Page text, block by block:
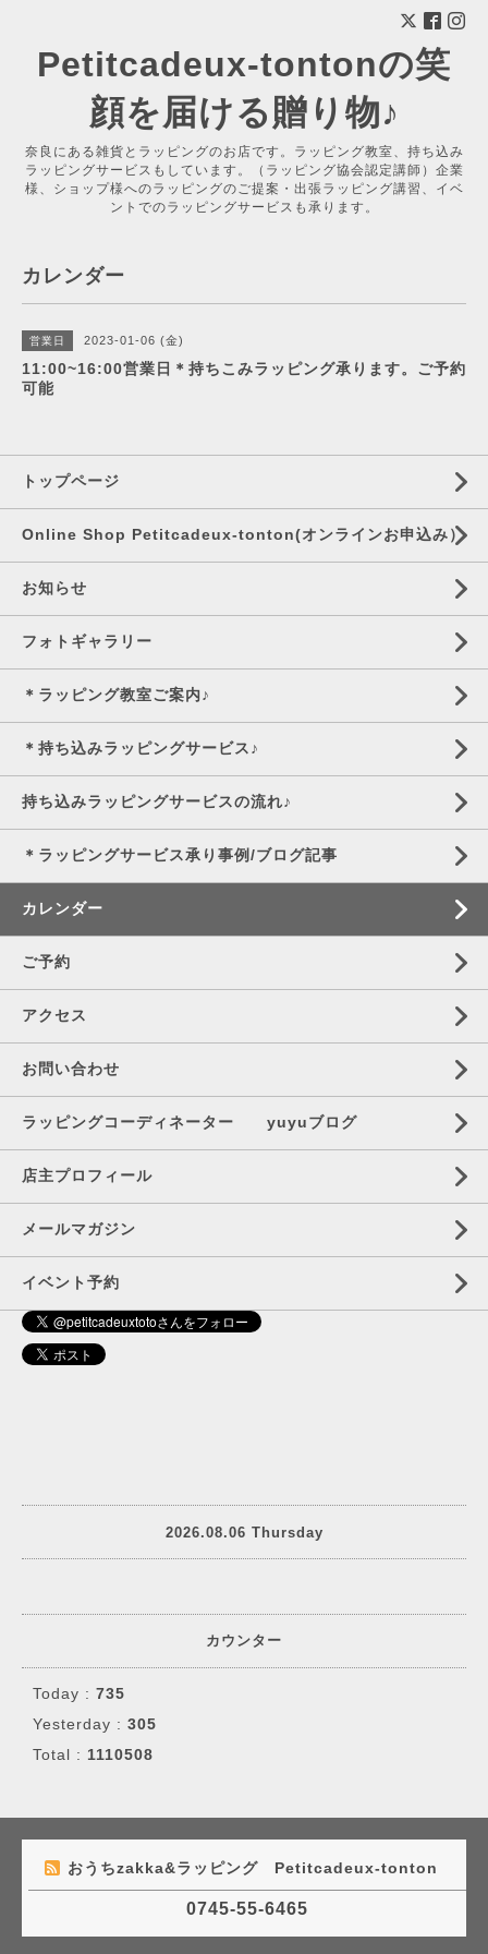
Petitcadeux-tontonの笑
顔を届ける贈り物♪
奈良にある雑貨とラッピングのお店です。ラッピング教室、持ち込み
ラッピングサービスもしています。（ラッピング協会認定講師）企業
様、ショップ様へのラッピングのご提案・出張ラッピング講習、イベ
ントでのラッピングサービスも承ります。
カレンダー
営業日 2023-01-06 (金)
11:00~16:00営業日＊持ちこみラッピング承ります。ご予約
可能
トップページ
Online Shop Petitcadeux-tonton(オンラインお申込み）
お知らせ
フォトギャラリー
＊ラッピング教室ご案内♪
＊持ち込みラッピングサービス♪
持ち込みラッピングサービスの流れ♪
＊ラッピングサービス承り事例/ブログ記事
カレンダー
ご予約
アクセス
お問い合わせ
ラッピングコーディネーター yuyuブログ
店主プロフィール
メールマガジン
イベント予約
2026.08.06 Thursday
カウンター
Today : 735
Yesterday : 305
Total : 1110508
おうちzakka&ラッピング Petitcadeux-tonton
0745-55-6465